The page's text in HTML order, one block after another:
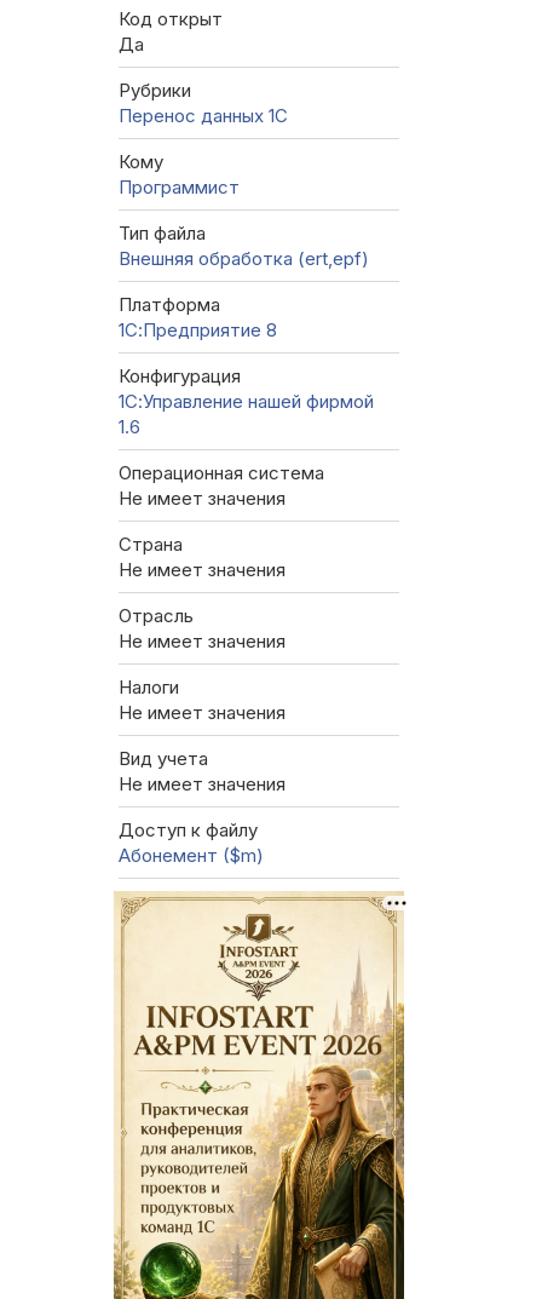
Код открыт
Да
Рубрики
Перенос данных 1C
Кому
Программист
Тип файла
Внешняя обработка (ert,epf)
Платформа
1С:Предприятие 8
Конфигурация
1С:Управление нашей фирмой
1.6
Операционная система
Не имеет значения
Страна
Не имеет значения
Отрасль
Не имеет значения
Налоги
Не имеет значения
Вид учета
Не имеет значения
Доступ к файлу
Абонемент ($m)